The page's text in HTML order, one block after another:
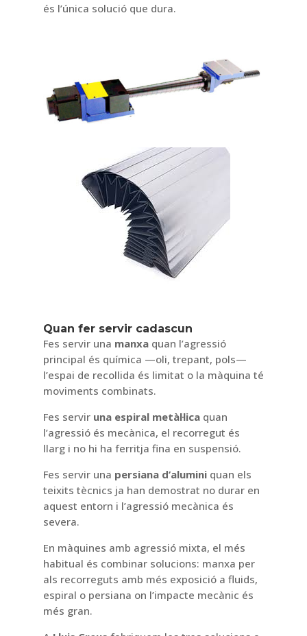
és l’única solució que dura.
Quan fer servir cadascun
Fes servir una manxaquan l’agressió
principal és química —oli, trepant, pols—
l’espai de recollida és limitat o la màquina té
moviments combinats.
Fes servir una espiral metàl·licaquan
l’agressió és mecànica, el recorregut és
llarg i no hi ha ferritja fina en suspensió.
Fes servir una persiana d’aluminiquan els
teixits tècnics ja han demostrat no durar en
aquest entorn i l’agressió mecànica és
severa.
En màquines amb agressió mixta, el més
habitual és combinar solucions: manxa per
als recorreguts amb més exposició a fluids,
espiral o persiana on l’impacte mecànic és
més gran.